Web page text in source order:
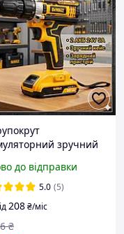
зручний
професійний
у валізі
до відправки
5.0 (5)
208₴/міс
₴